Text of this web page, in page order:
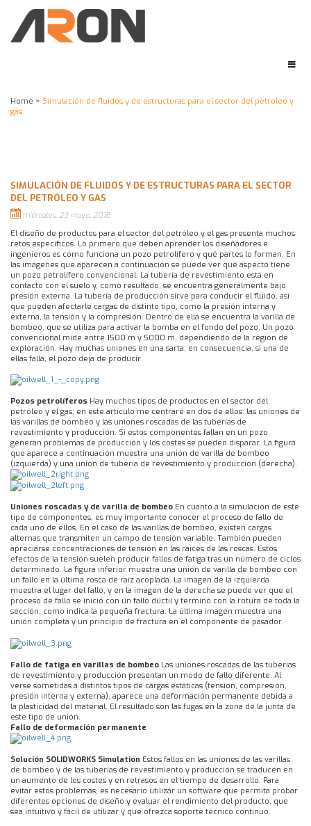
Home > Simulación de fluidos y de estructuras para el sector del petróleo y
gas
SIMULACIÓN DE FLUIDOS Y DE ESTRUCTURAS PARA EL SECTOR
DEL PETRÓLEO Y GAS
miércoles, 23 mayo, 2018
El diseño de productos para el sector del petróleo y el gas presenta muchos
retos específicos. Lo primero que deben aprender los diseñadores e
ingenieros es cómo funciona un pozo petrolífero y qué partes lo forman. En
las imágenes que aparecen a continuación se puede ver qué aspecto tiene
un pozo petrolífero convencional. La tubería de revestimiento está en
contacto con el suelo y, como resultado, se encuentra generalmente bajo
presión externa. La tubería de producción sirve para conducir el fluido, así
que pueden afectarle cargas de distinto tipo, como la presión interna y
externa, la tensión y la compresión. Dentro de ella se encuentra la varilla de
bombeo, que se utiliza para activar la bomba en el fondo del pozo. Un pozo
convencional mide entre 1500 m y 5000 m, dependiendo de la región de
exploración. Hay muchas uniones en una sarta; en consecuencia, si una de
ellas falla, el pozo deja de producir.
Pozos petrolíferos Hay muchos tipos de productos en el sector del
petróleo y el gas; en este artículo me centraré en dos de ellos: las uniones de
las varillas de bombeo y las uniones roscadas de las tuberías de
revestimiento y producción. Si estos componentes fallan en un pozo
generan problemas de producción y los costes se pueden disparar. La figura
que aparece a continuación muestra una unión de varilla de bombeo
(izquierda) y una unión de tubería de revestimiento y producción (derecha).
Uniones roscadas y de varilla de bombeo En cuanto a la simulación de este
tipo de componentes, es muy importante conocer el proceso de fallo de
cada uno de ellos. En el caso de las varillas de bombeo, existen cargas
alternas que transmiten un campo de tensión variable. También pueden
apreciarse concentraciones de tensión en las raíces de las roscas. Estos
efectos de la tensión suelen producir fallos de fatiga tras un número de ciclos
determinado. La figura inferior muestra una unión de varilla de bombeo con
un fallo en la última rosca de raíz acoplada. La imagen de la izquierda
muestra el lugar del fallo, y en la imagen de la derecha se puede ver que el
proceso de fallo se inició con un fallo dúctil y terminó con la rotura de toda la
sección, como indica la pequeña fractura. La última imagen muestra una
unión completa y un principio de fractura en el componente de pasador.
Fallo de fatiga en varillas de bombeo Las uniones roscadas de las tuberías
de revestimiento y producción presentan un modo de fallo diferente. Al
verse sometidas a distintos tipos de cargas estáticas (tensión, compresión,
presión interna y externa), aparece una deformación permanente debida a
la plasticidad del material. El resultado son las fugas en la zona de la junta de
este tipo de unión.
Fallo de deformación permanente
Solución SOLIDWORKS Simulation Estos fallos en las uniones de las varillas
de bombeo y de las tuberías de revestimiento y producción se traducen en
un aumento de los costes y en retrasos en el tiempo de desarrollo. Para
evitar estos problemas, es necesario utilizar un software que permita probar
diferentes opciones de diseño y evaluar el rendimiento del producto, que
sea intuitivo y fácil de utilizar y que ofrezca soporte técnico continuo.